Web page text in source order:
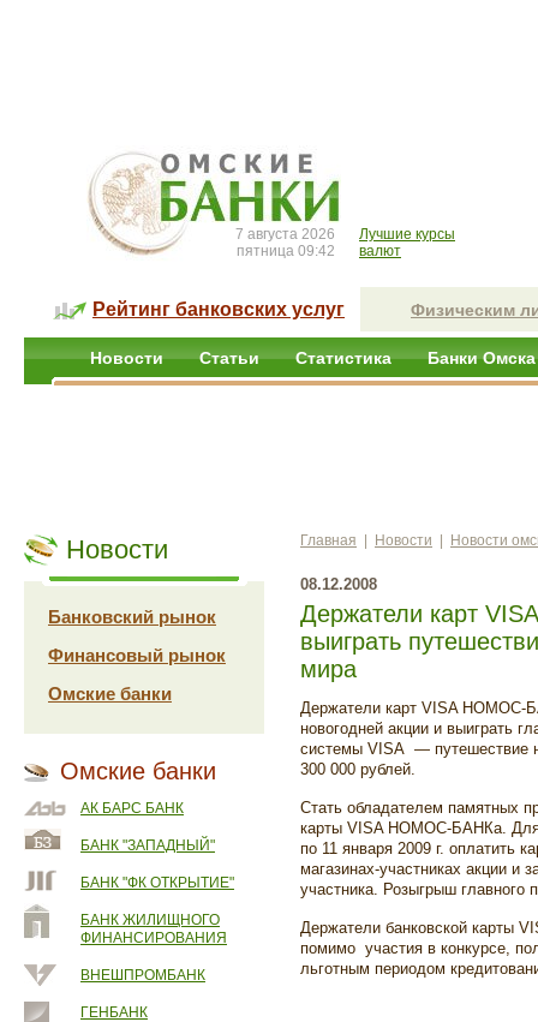
7 августа 2026
пятница 09:42
Лучшие курсы
валют
Рейтинг банковских услуг Физическим
Новости Статьи Статистика Банки Омска
Новости
Банковский рынок
Финансовый рынок
Омские банки
Омские банки
АК БАРС БАНК
БАНК "ЗАПАДНЫЙ"
БАНК "ФК ОТКРЫТИЕ"
БАНК ЖИЛИЩНОГО
ФИНАНСИРОВАНИЯ
ВНЕШПРОМБАНК
ГЕНБАНК
Главная Новости Новости
08.12.2008
Держатели карт
выиграть
мира
Держатели карт VISA НОМОС-
новогодней акции и выиграть
системы VISA — путешествие
300 000 рублей.
Стать обладателем памятных
карты VISA НОМОС-БАНКа. Для
по 11 января 2009 г. оплатить
магазинах-участниках акции и
участника. Розыгрыш главного
Держатели банковской карты
помимо участия в конкурсе,
льготным периодом